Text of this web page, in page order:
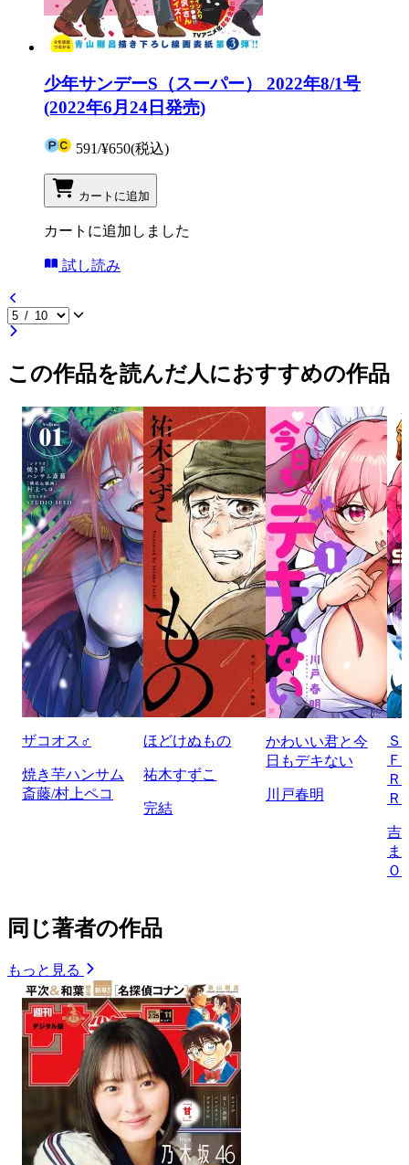
少年サンデーS（スーパー） 2022年8/1号
(2022年6月24日発売)
591/¥650(税込)
カートに追加
カートに追加しました
試し読み
この作品を読んだ人におすすめの作品
ザコオス♂
焼き芋ハンサム
斎藤/村上ペコ
ほどけぬもの
祐木すずこ
完結
かわいい君と今
日もデキない
川戸春明
Ｆ
Ｒ
吉
ま
Ｏ
同じ著者の作品
もっと見る